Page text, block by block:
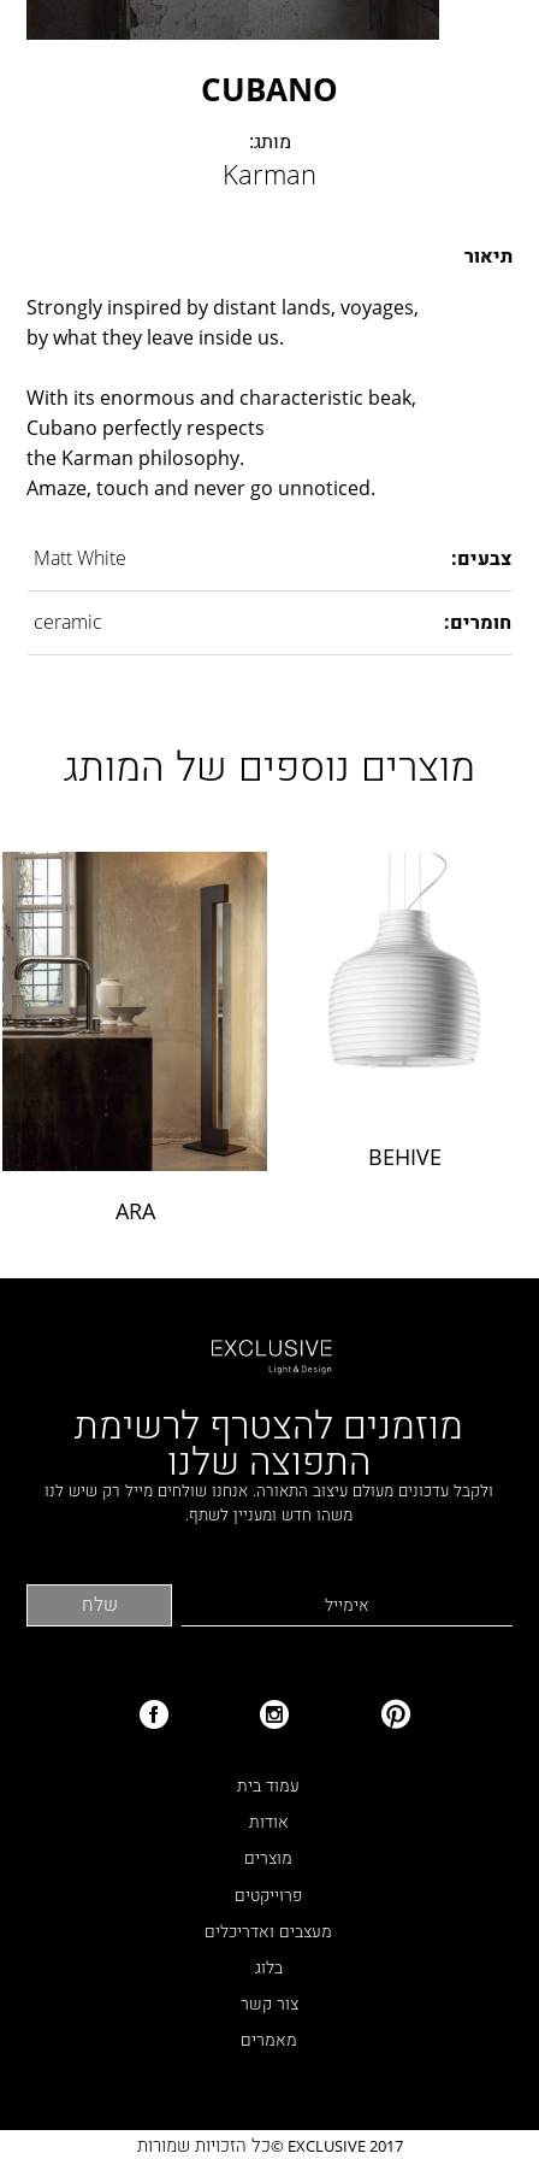
LAMBERT & FILS
ROGER PRADIER
PORSCHE
VIABIZZUNO
TOBIAS GRAU
CUBANO
מותג:
Karman
תיאור
Strongly inspired by distant lands, voyages,
by what they leave inside us.
With its enormous and characteristic beak,
Cubano perfectly respects
the Karman philosophy.
Amaze, touch and never go unnoticed.
צבעים: Matt White
חומרים: ceramic
מוצרים נוספים של המותג
BEHIVE
ARA
מוזמנים להצטרף לרשימת
התפוצה שלנו
ולקבל עדכונים מעולם עיצוב התאורה. אנחנו שולחים מייל רק שיש לנו
משהו חדש ומעניין לשתף.
עמוד בית
אודות
מוצרים
פרוייקטים
מעצבים ואדריכלים
בלוג
צור קשר
מאמרים
EXCLUSIVE 2017 © כל הזכויות שמורות